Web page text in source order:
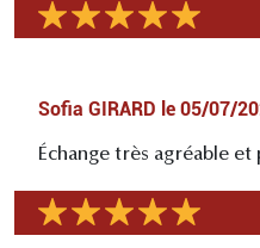
Sofia GIRARD le 05/07/
Échange très agréable